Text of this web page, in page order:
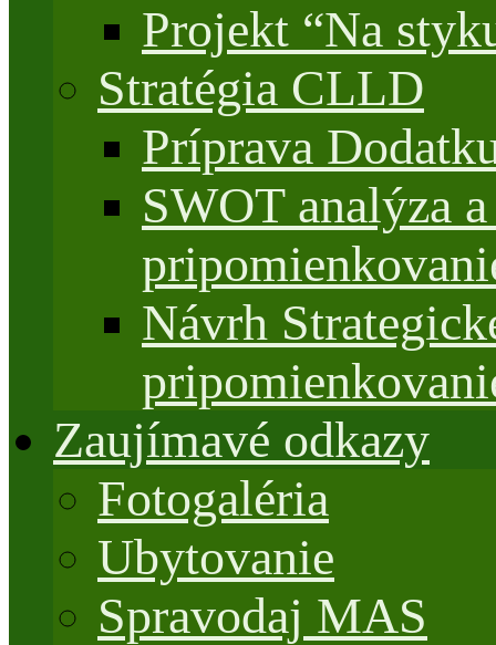
Projekt “Na
Stratégia CLLD
Príprava
SWOT analýza
Návrh
Zaujímavé odkazy
Fotogaléria
Ubytovanie
Spravodaj MAS